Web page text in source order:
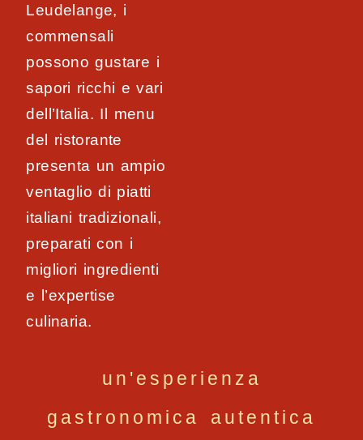
Leudelange, i
commensali
possono gustare i
sapori ricchi e vari
dell’Italia. Il menu
del ristorante
presenta un ampio
ventaglio di piatti
italiani tradizionali,
preparati con i
migliori ingredienti
e l’expertise
culinaria.
un'esperienza
gastronomica autentica